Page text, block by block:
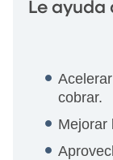
Le ayuda
cobrar.
Mejorar